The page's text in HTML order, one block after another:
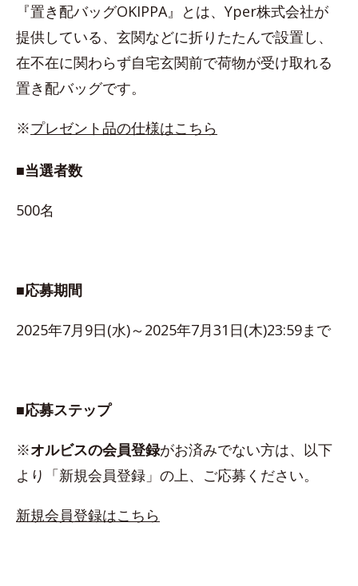
『置き配バッグOKIPPA』とは、Yper株式会社が
提供している、玄関などに折りたたんで設置し、
在不在に関わらず自宅玄関前で荷物が受け取れる
置き配バッグです。
※プレゼント品の仕様はこちら
■当選者数
500名
■応募期間
2025年7月9日(水)～2025年7月31日(木)23:59まで
■応募ステップ
※オルビスの会員登録がお済みでない方は、以下
より「新規会員登録」の上、ご応募ください。
新規会員登録はこちら